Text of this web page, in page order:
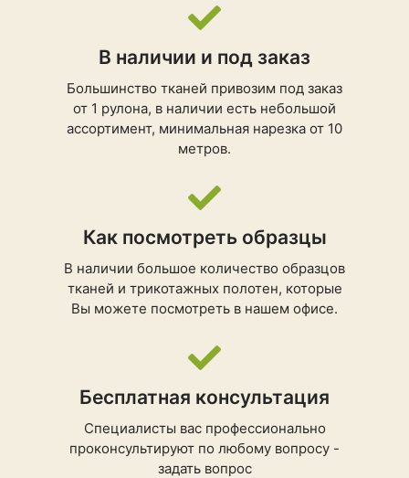
В наличии и под заказ
Большинство тканей привозим под заказ
от 1 рулона, в наличии есть небольшой
ассортимент, минимальная нарезка от 10
метров.
Как посмотреть образцы
В наличии большое количество образцов
тканей и трикотажных полотен, которые
Вы можете посмотреть в нашем офисе.
Бесплатная консультация
Специалисты вас профессионально
проконсультируют по любому вопросу -
задать вопрос